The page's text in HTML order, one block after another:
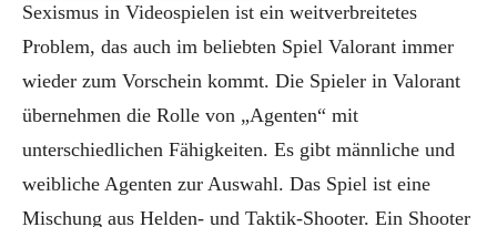
Sexismus in Videospielen ist ein weitverbreitetes
Problem, das auch im beliebten Spiel Valorant immer
wieder zum Vorschein kommt. Die Spieler in Valorant
übernehmen die Rolle von „Agenten“ mit
unterschiedlichen Fähigkeiten. Es gibt männliche und
weibliche Agenten zur Auswahl. Das Spiel ist eine
Mischung aus Helden- und Taktik-Shooter. Ein Shooter